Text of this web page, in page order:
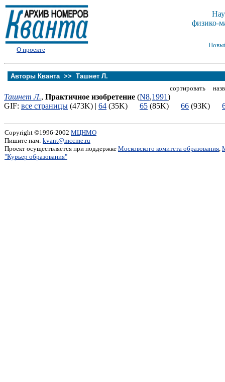
О проекте
физико-
Авторы Кванта >> Ташнет Л.
сортировать
Ташнет Л., Практичное изобретение (N8,1991)
GIF: все страницы (473K) | 64 (35K) 65 (85K) 66 (93K)
Copyright ©1996-2002 МЦНМО
Пишите нам: kvant@mccme.ru
Проект осуществляется при поддержке Московского комитета образования,
"Курьер образования"